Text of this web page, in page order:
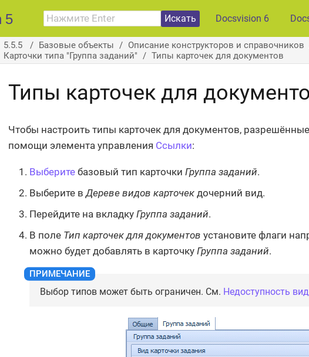
5 Искать Docsvision 6
5.5.5 Базовые объекты Описание конструкторов и справочников
Карточки типа "Группа заданий"
Типы карточек для документов
Типы карточек для
Чтобы настроить типы карточек для документов,
помощи элемента управления Ссылки:
Выберите базовый тип карточки Группа заданий.
Выберите вДереве видов карточек дочерний вид.
Перейдите на вкладку Группа заданий.
В поле Тип карточек для документов установите флаги
можно будет добавлять в карточку Группа заданий.
Выбор типов может быть ограничен. См. Недоступность